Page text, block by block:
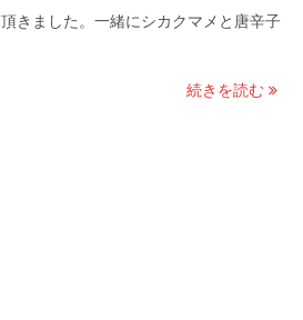
きました。一緒にシカクマメと唐辛子
続きを読む